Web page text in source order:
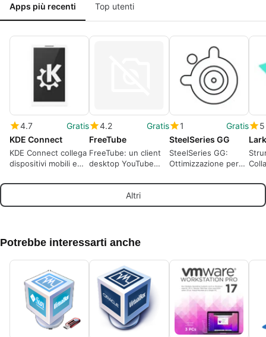
Apps più recenti Top utenti
4.7
Gratis
KDE Connect
KDE Connect collega
dispositivi mobili e
rete locale
4.2
Gratis
FreeTube
FreeTube: un client
desktop YouTube
per la visione locale
1
Gratis
SteelSeries GG
SteelSeries GG:
Ottimizzazione per
SteelSeries
5
Altri
Potrebbe interessarti anche